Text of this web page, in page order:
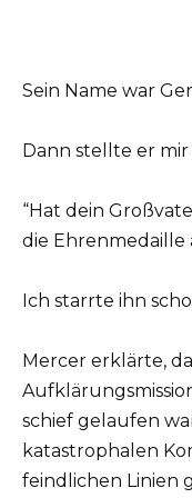
Sein Name war
Dann stellte er mir
“Hat dein
die Ehrenmedaille
Ich starrte ihn
Mercer erklärte,
schief gelaufen
katastrophalen
feindlichen Linien